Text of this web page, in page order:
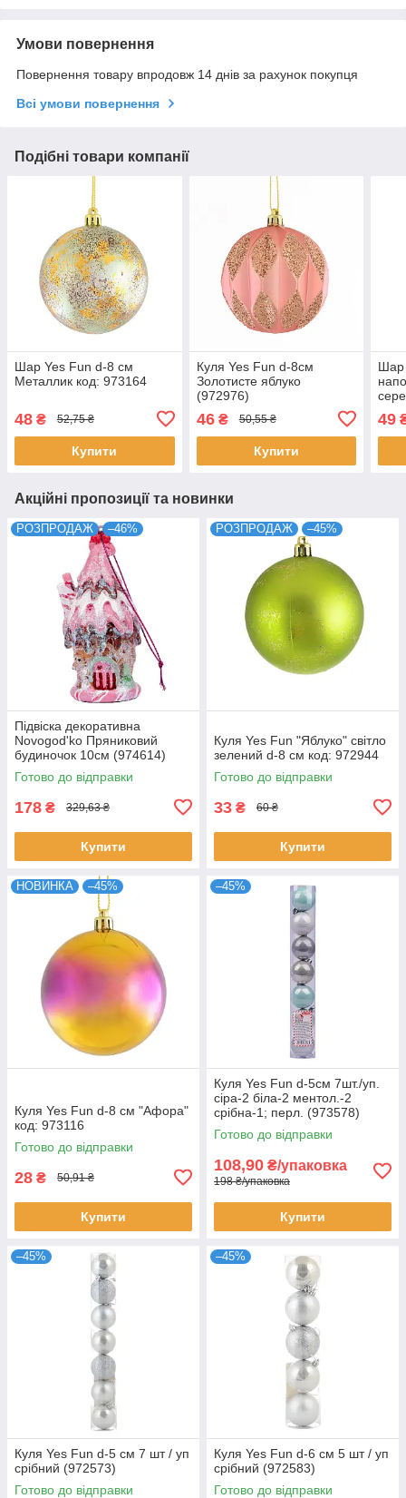
Умови повернення
Повернення товару впродовж 14 днів за рахунок покупця
Всі умови повернення
Подібні товари компанії
Шар Yes Fun d-8 см
Металлик код: 973164
48 ₴ 52,75 ₴
Купити
Куля Yes Fun d-8см
Золотисте яблуко
(972976)
46₴ 50,55 ₴
Купити
Шар
49
Акційні пропозиції та новинки
РОЗПРОДАЖ –46%
Підвіска декоративна
Novogod'ko Пряниковий
будиночок 10см (974614)
Готово до відправки
178 ₴ 329,63 ₴
Купити
РОЗПРОДАЖ –45%
Куля Yes Fun "Яблуко" світло
зелений d-8 см код: 972944
Готово до відправки
33 ₴ 60 ₴
Купити
НОВИНКА –45%
Куля Yes Fun d-8 см "Афора"
код: 973116
Готово до відправки
28 ₴ 50,91 ₴
Купити
–45%
Куля Yes Fun d-5см 7шт./уп.
сіра-2 біла-2 ментол.-2
срібна-1; перл. (973578)
Готово до відправки
108,90 ₴/упаковка
198 ₴/упаковка
Купити
–45%
Куля Yes Fun d-5 cм 7 шт / уп
срібний (972573)
Готово до відправки
–45%
Куля Yes Fun d-6 cм 5 шт / уп
срібний (972583)
Готово до відправки